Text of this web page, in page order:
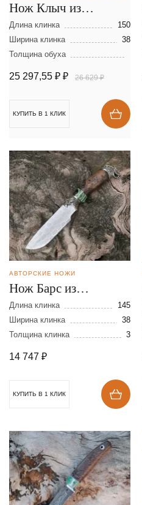
Нож Клыч из
мозаичной дамасской
стали
Длина клинка
150
Ширина клинка
38
Толщина обуха
25 297,55 ₽ ₽ 26 629 ₽
КУПИТЬ В 1 КЛИК
АВТОРСКИЕ НОЖИ
Нож Барс из
дамасской стали
Длина клинка
145
Ширина клинка
38
Толщина клинка
3
14 747 ₽
КУПИТЬ В 1 КЛИК